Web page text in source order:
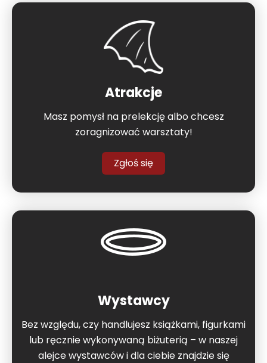
Atrakcje
Masz pomysł na prelekcję albo chcesz
zoragnizować warsztaty!
Zgłoś się
Wystawcy
Bez względu, czy handlujesz książkami, figurkami
lub ręcznie wykonywaną biżuterią – w naszej
alejce wystawców i dla ciebie znajdzie się